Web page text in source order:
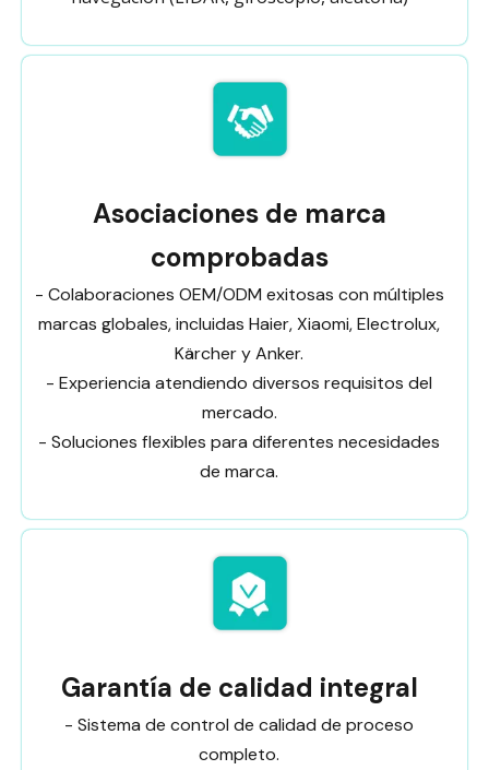
Asociaciones de marca
comprobadas
- Colaboraciones OEM/ODM exitosas con múltiples
marcas globales, incluidas Haier, Xiaomi, Electrolux,
Kärcher y Anker.
- Experiencia atendiendo diversos requisitos del
mercado.
- Soluciones flexibles para diferentes necesidades
de marca.
Garantía de calidad integral
- Sistema de control de calidad de proceso
completo.